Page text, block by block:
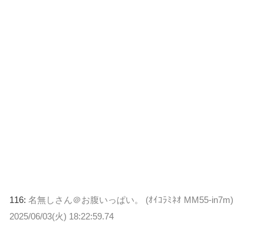
116: 名無しさん＠お腹いっぱい。 (ｵｲｺﾗﾐﾈｵ MM55-in7m)
2025/06/03(火) 18:22:59.74